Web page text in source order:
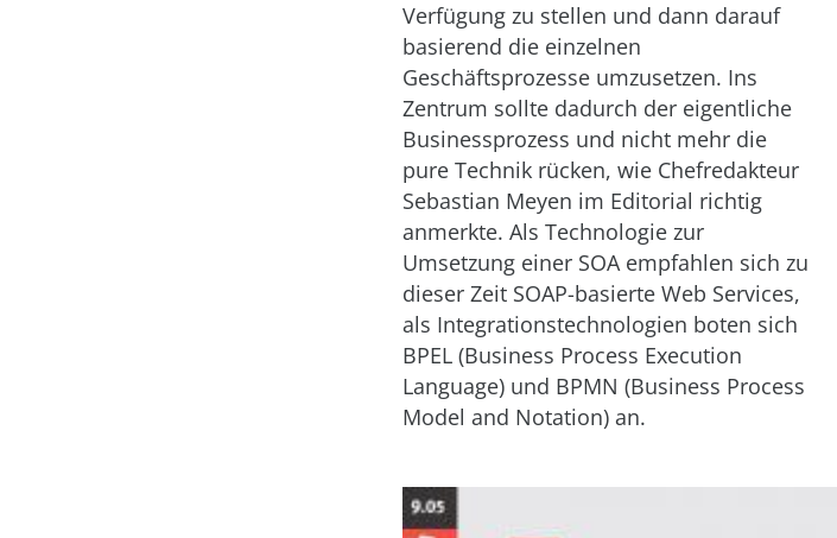
Verfügung zu stellen und dann darauf
basierend die einzelnen
Geschäftsprozesse umzusetzen. Ins
Zentrum sollte dadurch der eigentliche
Businessprozess und nicht mehr die
pure Technik rücken, wie Chefredakteur
Sebastian Meyen im Editorial richtig
anmerkte. Als Technologie zur
Umsetzung einer SOA empfahlen sich zu
dieser Zeit SOAP-basierte Web Services,
als Integrationstechnologien boten sich
BPEL (Business Process Execution
Language) und BPMN (Business Process
Model and Notation) an.